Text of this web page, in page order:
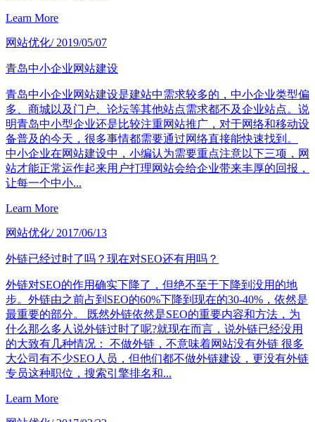
Learn More
网站优化/ 2019/05/07
青岛中小企业网站建设
青岛中小企业网站建设是建站中需求较多的，中小企业类型偏
多、商城以及门户、论坛等其他站点需求都不及企业站点。说
明青岛中小型企业还是比较注重网站推广，对于网络和移动设
备普及的今天，很多事情都需要通过网络直接能快速找到。
中小企业在网站建设中，小编认为需要重点注意以下三项，网
站才能正常运作起来用户打理网站会给企业带来丰厚的回报，
让每一个中小...
Learn More
网站优化/ 2017/06/13
外链已经过时了吗？现在对SEO还有用吗？
外链对SEO的作用确实下降了，但绝不至于下降到没用的地
步。外链由之前占到SEO的60%下降到现在的30-40%，依然是
最重要的部分。 既然外链依然是SEO的重要内容和方法，为
什么那么多人说外链过时了呢?就现在而言，说外链已经没用
的大致有几种情况： 不做外链，不意味着网站没有外链 很多
大公司有不少SEO人员，但他们都不做外链建设，更没有外链
专员这种职位，搜索引擎排名和...
Learn More